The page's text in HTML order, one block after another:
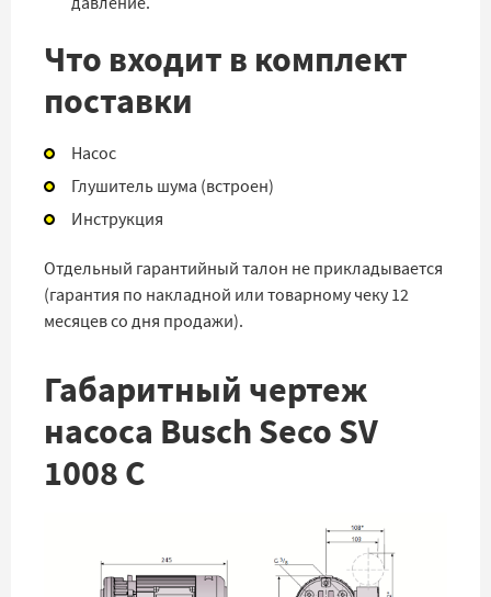
Что входит в комплект
поставки
Насос
Глушитель шума (встроен)
Инструкция
Отдельный гарантийный талон не прикладывается
(гарантия по накладной или товарному чеку 12
месяцев со дня продажи).
Габаритный чертеж
насоса Busch Seco SV
1008 C